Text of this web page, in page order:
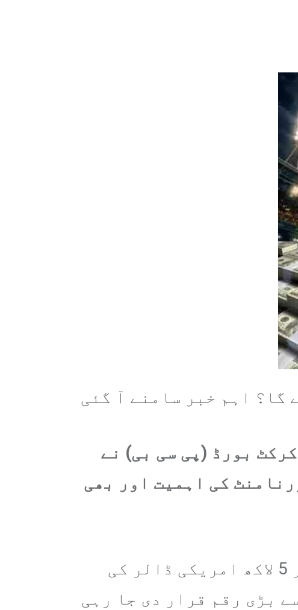
بورڈ (پی سی بی) نے
کی اہمیت اور بھی
اعلان کے مطابق پی ایس ایل 11 کی فاتح ٹیم کو پہلی بار 5 لاکھ امریکی ڈالر کی
بڑی رقم قرار دی جا رہی